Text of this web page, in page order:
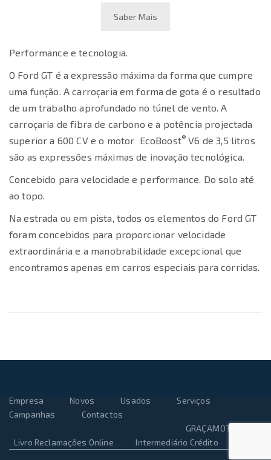
Saber Mais
Performance e tecnologia.
O Ford GT é a expressão máxima da forma que cumpre
uma função. A carroçaria em forma de gota é o resultado
de um trabalho aprofundado no túnel de vento. A
carroçaria de fibra de carbono e a potência projectada
superior a 600 CV e o motor EcoBoost®V6 de 3,5 litros
são as expressões máximas de inovação tecnológica.
Concebido para velocidade e performance. Do solo até
ao topo.
Na estrada ou em pista, todos os elementos do Ford GT
foram concebidos para proporcionar velocidade
extraordinária e a manobrabilidade excepcional que
encontramos apenas em carros especiais para corridas.
Empresa Novos Usados
Serviços
Campanhas
Contactos
GRAÇAMOTOR 2018
Livro Reclamações Online
Intermediário Crédito